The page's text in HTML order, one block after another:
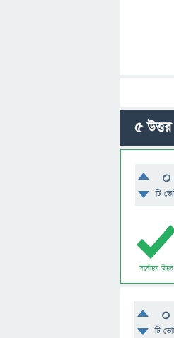
5উত্তর
0
টি
সর্বোত্তম উত্তর
0
টি